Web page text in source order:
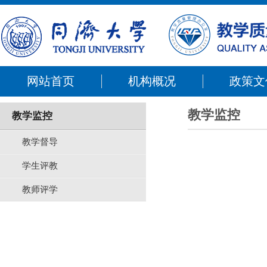
网站首页 机构概况 政策
教学监控
教学督导
学生评教
教师评学
教学监控